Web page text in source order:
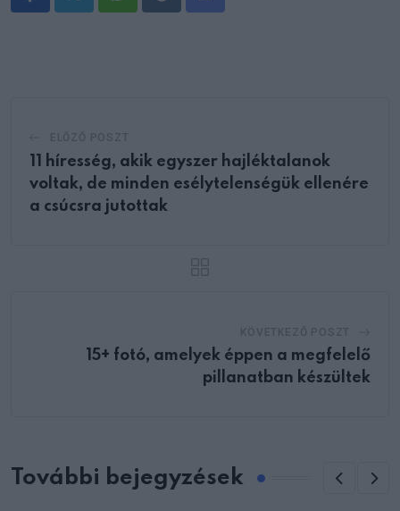
WhatsappRedditShare
11 híresség, akik egyszer hajléktalanok
voltak, de minden esélytelenségük ellenére
a csúcsra jutottak
15+ fotó, amelyek éppen a megfelelő
pillanatban készültek
További bejegyzések